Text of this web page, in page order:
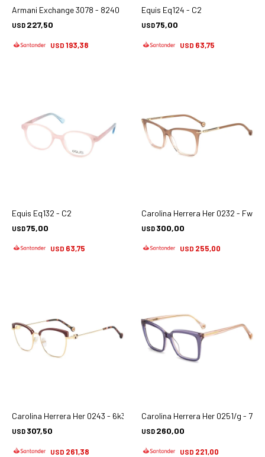
Armani Exchange 3078 - 8240
USD 227,50
USD 193,38
Equis Eq124 - C2
USD75,00
USD 63,75
Equis Eq132 - C2
USD75,00
USD 63,75
Carolina Herrera Her 0232 - Fwm
USD 300,00
USD 255,00
Carolina Herrera Her 0243 - 6k3
USD 307,50
USD 261,38
Carolina Herrera Her 0251/g - 789
USD 260,00
USD 221,00